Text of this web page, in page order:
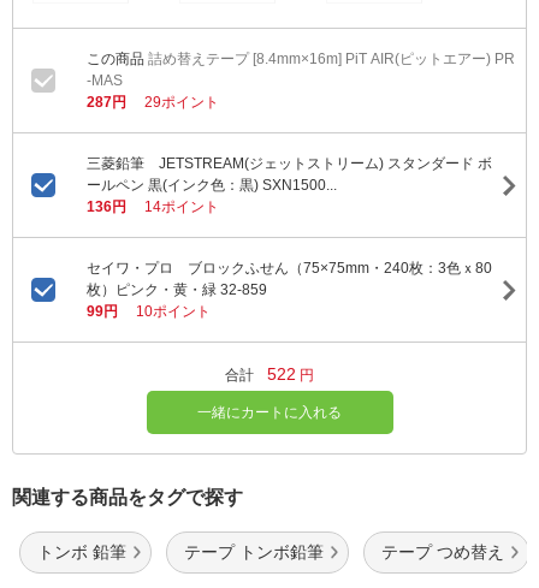
詰め替えテープ [8.4mm×16m] PiT AIR(ピットエアー) PR
-MAS
287円
29ポイント
三菱鉛筆 JETSTREAM(ジェットストリーム) スタンダード ボ
ールペン 黒(インク色：黒) SXN1500...
136円
14ポイント
セイワ・プロ ブロックふせん（75×75mm・240枚：3色ｘ80
枚）ピンク・黄・緑 32-859
99円
10ポイント
合計 522 円
一緒にカートに入れる
関連する商品をタグで探す
トンボ 鉛筆 テープ トンボ鉛筆 テープ つめ替え